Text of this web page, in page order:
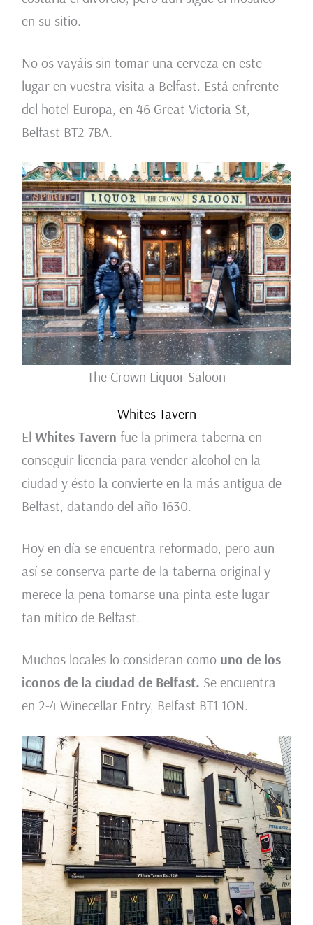
en su sitio.
No os vayáis sin tomar una cerveza en este
lugar en vuestra visita a Belfast. Está enfrente
del hotel Europa, en 46 Great Victoria St,
Belfast BT2 7BA.
The Crown Liquor Saloon
Whites Tavern
El Whites Tavern fue la primera taberna en
conseguir licencia para vender alcohol en la
ciudad y ésto la convierte en la más antigua de
Belfast, datando del año 1630.
Hoy en día se encuentra reformado, pero aun
así se conserva parte de la taberna original y
merece la pena tomarse una pinta este lugar
tan mítico de Belfast.
Muchos locales lo consideran como uno de los
iconos de la ciudad de Belfast. Se encuentra
en 2-4 Winecellar Entry, Belfast BT1 1ON.